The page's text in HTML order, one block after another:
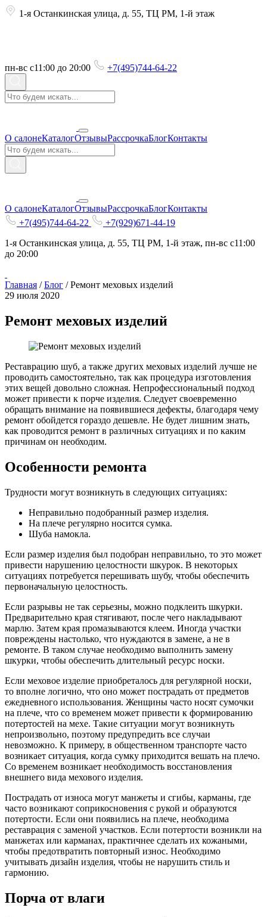
1-я Останкинская улица, д. 55, ТЦ РМ, 1-й этаж
пн-вс с11:00 до 20:00 +7(495)744-64-22
О салонеКаталогОтзывыРассрочкаБлогКонтакты
О салонеКаталогОтзывыРассрочкаБлогКонтакты
+7(495)744-64-22
+7(929)671-44-19
1-я Останкинская улица, д. 55, ТЦ РМ, 1-й этаж, пн-вс с11:00
до 20:00
Главная / Блог / Ремонт меховых изделий
29 июля 2020
Ремонт меховых изделий
Реставрацию шуб, а также других меховых изделий лучше не
проводить самостоятельно, так как процедура изготовления
этих вещей довольно сложная. Непрофессиональный подход
может привести к порче изделия. Следует своевременно
обращать внимание на появившиеся дефекты, благодаря чему
ремонт обойдется гораздо дешевле. Не будет лишним знать,
как проводится ремонт в различных ситуациях и по каким
причинам он необходим.
Особенности ремонта
Трудности могут возникнуть в следующих ситуациях:
Неправильно подобранный размер изделия.
На плече регулярно носится сумка.
Шуба намокла.
Если размер изделия был подобран неправильно, то это может
привести нарушению целостности шкурок. В некоторых
ситуациях потребуется перешивать шубу, чтобы обеспечить
первоначальную целостность.
Если разрывы не так серьезны, можно подклеить шкурки.
Предварительно края стягивают, после чего накладывают
марлю. Затем края промазываются клеем. Иногда участки
повреждены настолько, что нуждаются в замене, а не в
ремонте. В таком случае необходимо выполнить замену
шкурки, чтобы обеспечить длительный ресурс носки.
Если меховое изделие приобреталось для регулярной носки,
то вполне логично, что оно может пострадать от предметов
ежедневного использования. Женщины часто носят сумочки
на плече, что со временем может привести к формированию
потертостей на мехе. Такие ситуации могут возникнуть
непроизвольно, поэтому предупредить все случаи
невозможно. К примеру, в общественном транспорте часто
возникает ситуация, когда сумку приходится вешать на плечо.
Со временем возникает необходимость восстановления
внешнего вида мехового изделия.
Пострадать от износа могут манжеты и сгибы, карманы, где
часто возникают соприкосновения с рукой и образуются
потертости. Если они появились на плече, необходима
реставрация с заменой участков. Если потертости возникли на
манжетах или карманах, практичнее сделать их кожаными,
чтобы предотвратить повторный износ. Необходимо
учитывать дизайн изделия, чтобы не нарушить стиль и
гармонию.
Порча от влаги